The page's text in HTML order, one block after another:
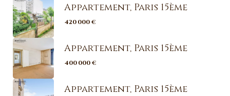
Appartement, Paris 15ème
420 000 €
Appartement, Paris 15ème
400 000 €
Appartement, Paris 15ème